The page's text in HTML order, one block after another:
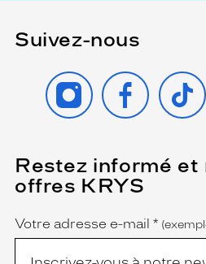
Suivez-nous
INSTAGRAMFACEBOOK
Restez informé et
offres KRYS
Name
Votre adresse e-mail *
(Ce
champ
est
obligatoire)